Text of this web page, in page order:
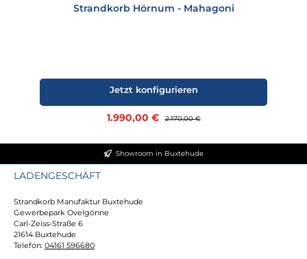
Strandkorb Hörnum - Mahagoni
Verkaufspreis:
1.990,00 € Regulärer Preis:
2.170,00 €
Jetzt konfigurieren
Showroom in Buxtehude
LADENGESCHÄFT
Strandkorb Manufaktur Buxtehude
Gewerbepark Ovelgönne
Carl-Zeiss-Straße 6
21614 Buxtehude
Telefon: 04161 596680